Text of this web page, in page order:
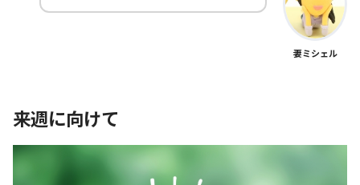
妻ミシェル
来週に向けて